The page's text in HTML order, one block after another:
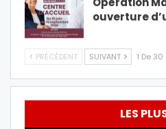
ouverture
PRÉCÉDENT SUIVANT 1 De
LES